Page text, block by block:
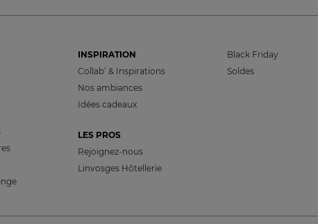
INSPIRATION
Collab’ & Inspirations
Nos ambiances
Idées cadeaux
LES PROS
Rejoignez-nous
Linvosges Hôtellerie
Black Friday
Soldes